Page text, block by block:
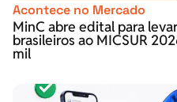
Acontece no Mercado
MinC abre edital para
brasileiros ao MICSUR
mil